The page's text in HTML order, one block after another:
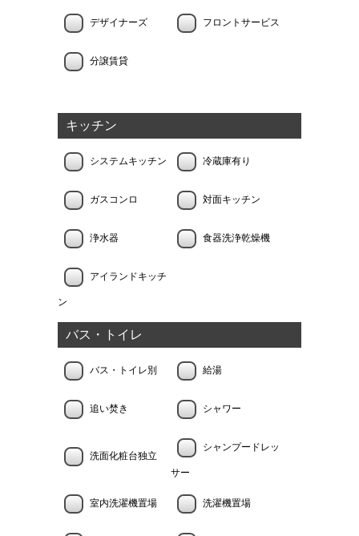
デザイナーズ フロントサービス
分譲賃貸
キッチン
システムキッチン 冷蔵庫有り
ガスコンロ 対面キッチン
浄水器 食器洗浄乾燥機
アイランドキッチ
ン
バス・トイレ
バス・トイレ別 給湯
追い焚き シャワー
洗面化粧台独立
シャンプードレッ
サー
室内洗濯機置場 洗濯機置場